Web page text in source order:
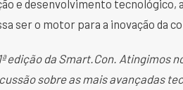
e desenvolvimento tecnológico,
ser o motor para a inovação da
edição da Smart.Con. Atingimos
sobre as mais avançadas